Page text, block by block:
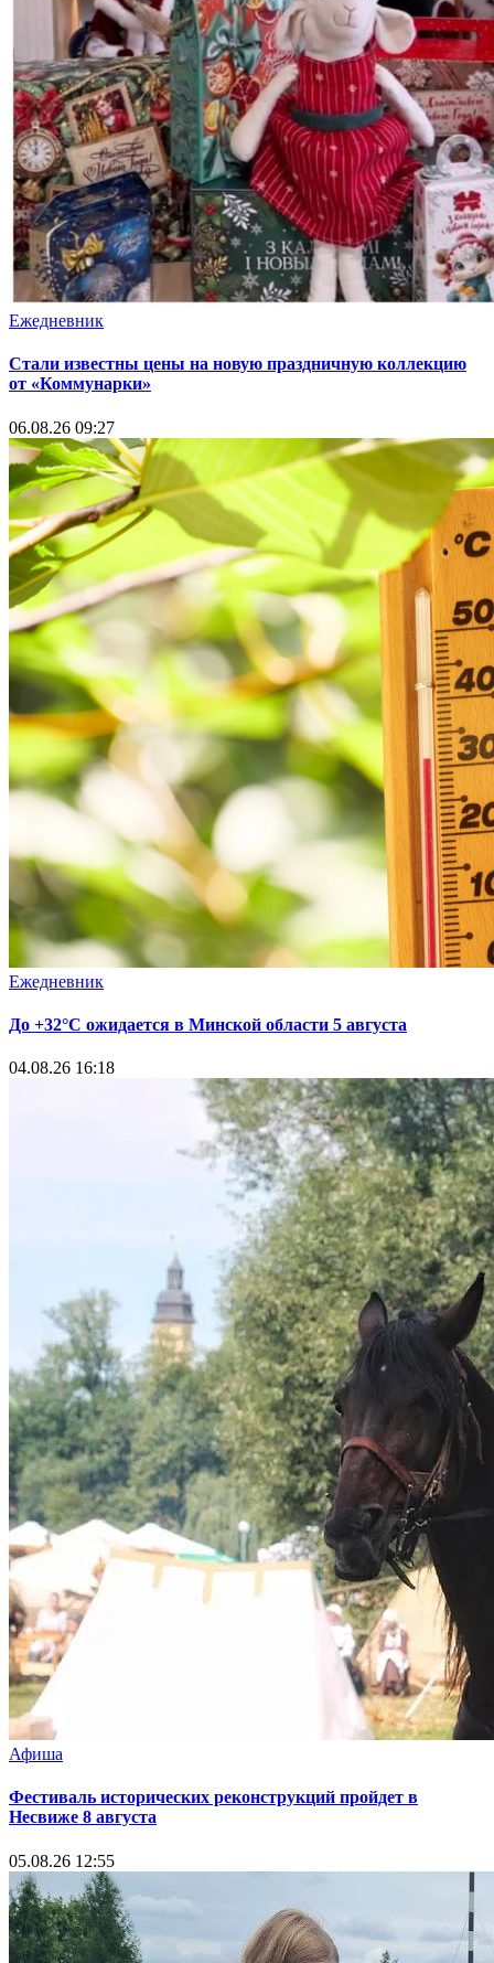
Ежедневник
Стали известны цены на новую праздничную коллекцию
от «Коммунарки»
06.08.26 09:27
Ежедневник
До +32°С ожидается в Минской области 5 августа
04.08.26 16:18
Афиша
Фестиваль исторических реконструкций пройдет в
Несвиже 8 августа
05.08.26 12:55